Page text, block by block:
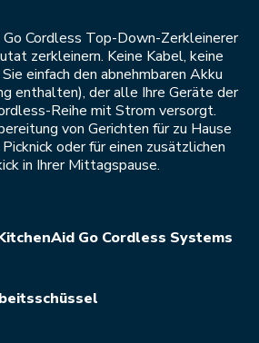
Cordless Top-Down-Zerkleinerer
zerkleinern. Keine Kabel, keine
einfach den abnehmbaren Akku
enthalten), der alle Ihre Geräte der
Reihe mit Strom versorgt.
von Gerichten für zu Hause
oder für einen zusätzlichen
in Ihrer Mittagspause.
Go Cordless Systems